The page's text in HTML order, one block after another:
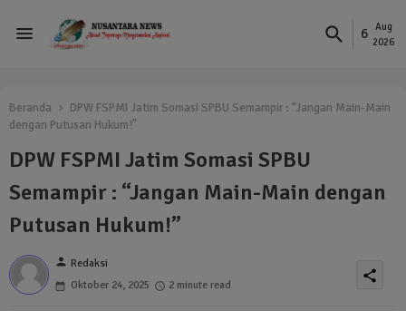
6
Aug
2026
Beranda
DPW FSPMI Jatim Somasi SPBU Semampir : “Jangan Main-Main
dengan Putusan Hukum!”
DPW FSPMI Jatim Somasi SPBU
Semampir : “Jangan Main-Main dengan
Putusan Hukum!”
person Redaksi
Oktober 24, 2025
2 minute read
share